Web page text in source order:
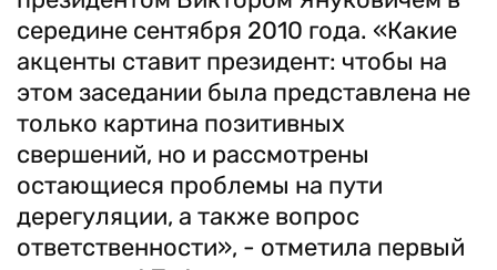
середине сентября 2010 года. «Какие
акценты ставит президент: чтобы на
этом заседании была представлена не
только картина позитивных
свершений, но и рассмотрены
остающиеся проблемы на пути
дерегуляции, а также вопрос
ответственности», - отметила первый